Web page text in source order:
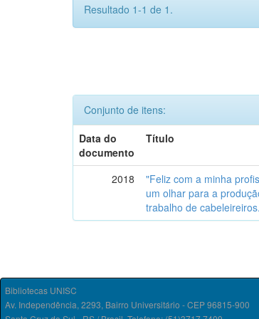
Resultado 1-1 de 1.
Conjunto de itens:
Data do
documento
Título
2018
"Feliz com a minha
um olhar para a
trabalho de cabeleireiros.
Bibliotecas UNISC
Av. Independência, 2293, Bairro Universitário - CEP 96815-900